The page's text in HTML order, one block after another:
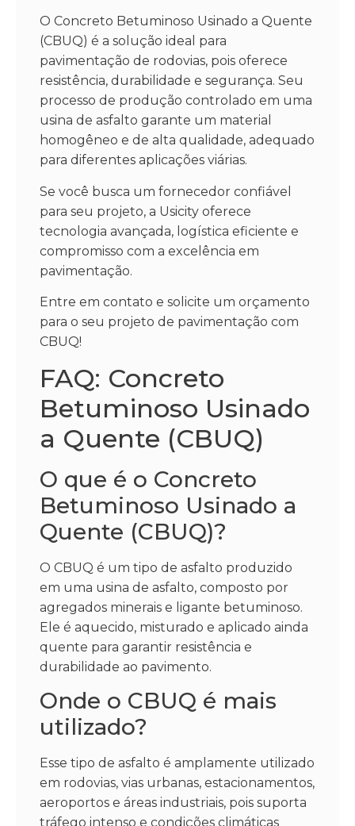
O Concreto Betuminoso Usinado a Quente
(CBUQ) é a solução ideal para
pavimentação de rodovias, pois oferece
resistência, durabilidade e segurança. Seu
processo de produção controlado em uma
usina de asfalto garante um material
homogêneo e de alta qualidade, adequado
para diferentes aplicações viárias.
Se você busca um fornecedor confiável
para seu projeto, a Usicity oferece
tecnologia avançada, logística eficiente e
compromisso com a excelência em
pavimentação.
Entre em contato e solicite um orçamento
para o seu projeto de pavimentação com
CBUQ!
FAQ: Concreto
Betuminoso Usinado
a Quente (CBUQ)
O que é o Concreto
Betuminoso Usinado a
Quente (CBUQ)?
O CBUQ é um tipo de asfalto produzido
em uma usina de asfalto, composto por
agregados minerais e ligante betuminoso.
Ele é aquecido, misturado e aplicado ainda
quente para garantir resistência e
durabilidade ao pavimento.
Onde o CBUQ é mais
utilizado?
Esse tipo de asfalto é amplamente utilizado
em rodovias, vias urbanas, estacionamentos,
aeroportos e áreas industriais, pois suporta
tráfego intenso e condições climáticas